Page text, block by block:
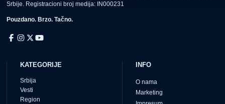
Srbije. Registracioni broj medija: IN000231
Pouzdano. Brzo. Tačno.
KATEGORIJE
Srbija
Vesti
Region
INFO
O nama
Marketing